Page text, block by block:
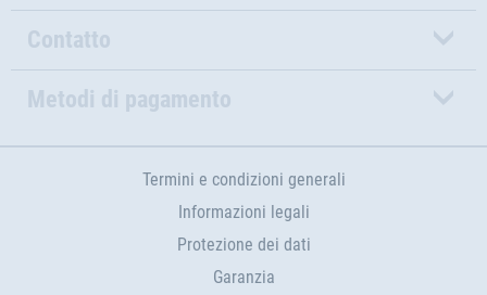
Contatto
Metodi di pagamento
Termini e condizioni generali
Informazioni legali
Protezione dei dati
Garanzia